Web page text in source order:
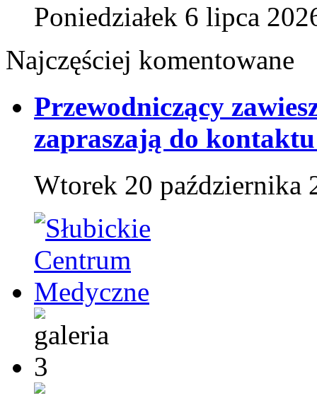
Poniedziałek 6 lipca
Najczęściej komentowane
Przewodniczący
zapraszają do
Wtorek 20 października